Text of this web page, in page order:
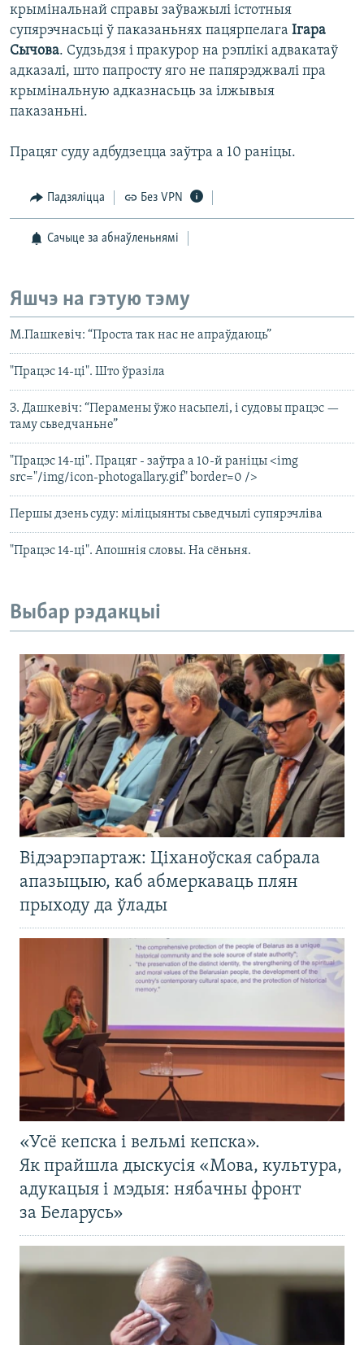
крымінальнай справы заўважылі істотныя
супярэчнасьці ў паказаньнях пацярпелага Ігара
Сычова. Судзьдзя і пракурор на рэплікі адвакатаў
адказалі, што папросту яго не папярэджвалі пра
крымінальную адказнасьць за ілжывыя
паказаньні.
Працяг суду адбудзецца заўтра а 10 раніцы.
Падзяліцца Без VPN
Сачыце за абнаўленьнямі
Яшчэ на гэтую тэму
М.Пашкевіч: “Проста так нас не апраўдаюць”
"Працэс 14-ці". Што ўразіла
З. Дашкевіч: “Перамены ўжо насьпелі, і судовы працэс —
таму сьведчаньне”
"Працэс 14-ці". Працяг - заўтра а 10-й раніцы <img
src="/img/icon-photogallary.gif" border=0 />
Першы дзень суду: міліцыянты сьведчылі супярэчліва
"Працэс 14-ці". Апошнія словы. На сёньня.
Выбар рэдакцыі
Відэарэпартаж: Ціханоўская сабрала
апазыцыю, каб абмеркаваць плян
прыходу да ўлады
«Усё кепска і вельмі кепска».
Як прайшла дыскусія «Мова, культура,
адукацыя і мэдыя: нябачны фронт
за Беларусь»